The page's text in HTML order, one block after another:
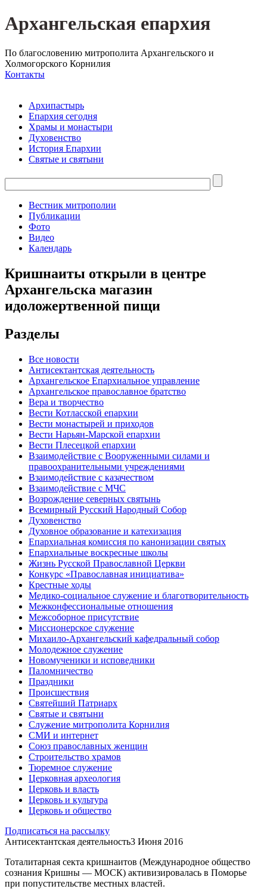
Архангельская епархия
По благословению митрополита Архангельского и
Холмогорского Корнилия
Контакты
Архипастырь
Епархия сегодня
Храмы и монастыри
Духовенство
История Епархии
Святые и святыни
Вестник митрополии
Публикации
Фото
Видео
Календарь
Кришнаиты открыли в центре
Архангельска магазин
идоложертвенной пищи
Разделы
Все новости
Антисектантская деятельность
Архангельское Епархиальное управление
Архангельское православное братство
Вера и творчество
Вести Котласской епархии
Вести монастырей и приходов
Вести Нарьян-Марской епархии
Вести Плесецкой епархии
Взаимодействие с Вооруженными силами и
правоохранительными учреждениями
Взаимодействие с казачеством
Взаимодействие с МЧС
Возрождение северных святынь
Всемирный Русский Народный Собор
Духовенство
Духовное образование и катехизация
Епархиальная комиссия по канонизации святых
Епархиальные воскресные школы
Жизнь Русской Православной Церкви
Конкурс «Православная инициатива»
Крестные ходы
Медико-социальное служение и благотворительность
Межконфессиональные отношения
Межсоборное присутствие
Миссионерское служение
Михаило-Архангельский кафедральный собор
Молодежное служение
Новомученики и исповедники
Паломничество
Праздники
Происшествия
Святейший Патриарх
Святые и святыни
Служение митрополита Корнилия
СМИ и интернет
Союз православных женщин
Строительство храмов
Тюремное служение
Церковная археология
Церковь и власть
Церковь и культура
Церковь и общество
Подписаться на рассылку
Антисектантская деятельность3 Июня 2016
Тоталитарная секта кришнаитов (Международное общество
сознания Кришны — МОСК) активизировалась в Поморье
при попустительстве местных властей.